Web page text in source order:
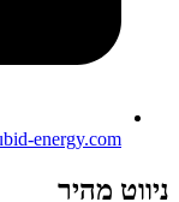
energy.com
ניווט מהיר